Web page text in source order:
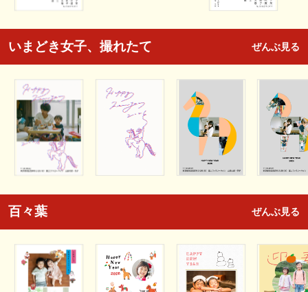
いまどき女子、撮れたて ぜんぶ見る
百々葉 ぜんぶ見る